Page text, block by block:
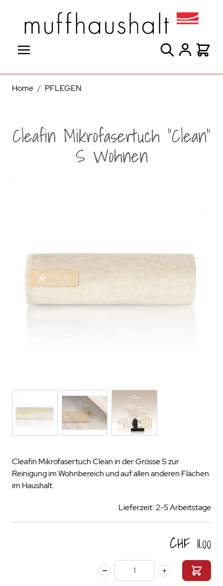
Suche
Home / PFLEGEN
Cleafin Mikrofasertuch "Clean"
S Wohnen
Cleafin Mikrofasertuch Clean in der Grösse S zur
Reinigung im Wohnbereich und auf allen anderen Flächen
im Haushalt.
Lieferzeit: 2-5 Arbeitstage
CHF 11.00
Menge